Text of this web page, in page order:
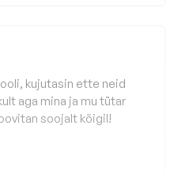
kujutasin ette neid
aga mina ja mu tütar
soojalt kõigil!